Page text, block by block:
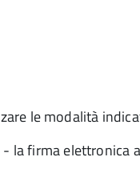
le modalità
- la firma elettronica